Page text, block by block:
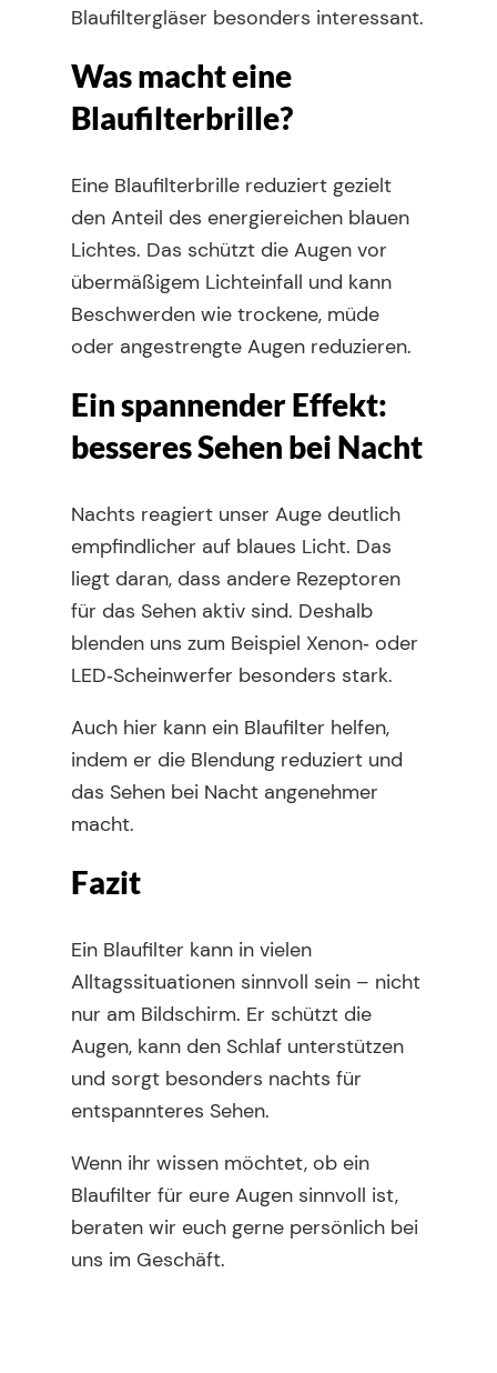
Blaufiltergläser besonders interessant.
Was macht eine
Blaufilterbrille?
Eine Blaufilterbrille reduziert gezielt
den Anteil des energiereichen blauen
Lichtes. Das schützt die Augen vor
übermäßigem Lichteinfall und kann
Beschwerden wie trockene, müde
oder angestrengte Augen reduzieren.
Ein spannender Effekt:
besseres Sehen bei Nacht
Nachts reagiert unser Auge deutlich
empfindlicher auf blaues Licht. Das
liegt daran, dass andere Rezeptoren
für das Sehen aktiv sind. Deshalb
blenden uns zum Beispiel Xenon‑ oder
LED‑Scheinwerfer besonders stark.
Auch hier kann ein Blaufilter helfen,
indem er die Blendung reduziert und
das Sehen bei Nacht angenehmer
macht.
Fazit
Ein Blaufilter kann in vielen
Alltagssituationen sinnvoll sein – nicht
nur am Bildschirm. Er schützt die
Augen, kann den Schlaf unterstützen
und sorgt besonders nachts für
entspannteres Sehen.
Wenn ihr wissen möchtet, ob ein
Blaufilter für eure Augen sinnvoll ist,
beraten wir euch gerne persönlich bei
uns im Geschäft.